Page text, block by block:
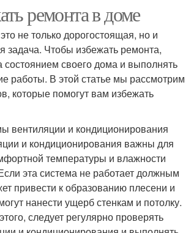
ремонта в доме
не только дорогостоящая, но и
задача. Чтобы избежать ремонта,
состоянием своего дома и выполнять
работы. В этой статье мы рассмотрим
которые помогут вам избежать
вентиляции и кондиционирования
и кондиционирования важны для
температуры и влажности
эта система не работает должным
привести к образованию плесени и
нанести ущерб стенкам и потолку.
следует регулярно проверять